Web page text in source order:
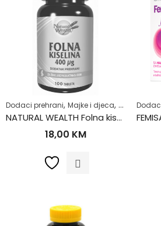
Dodaci prehrani, Majke i djeca, Plodnost,
NATURAL WEALTH Folna kiselina tbl a100
18,00 KM